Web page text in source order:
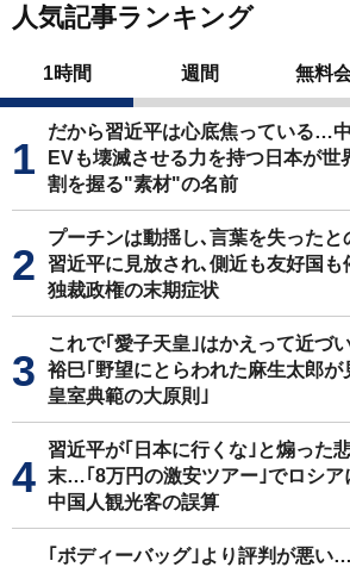
人気記事ランキング
1時間 週間 無料
だから習近平は心底焦っている…
EVも壊滅させる力を持つ日本が世
割を握る"素材"の名前
プーチンは動揺し､言葉を失った
習近平に見放され､側近も友好国も
独裁政権の末期症状
これで｢愛子天皇｣はかえって近づ
裕巳｢野望にとらわれた麻生太郎が
皇室典範の大原則｣
習近平が｢日本に行くな｣と煽った
末…｢8万円の激安ツアー｣でロシア
中国人観光客の誤算
｢ボディーバッグ｣より評判が悪い